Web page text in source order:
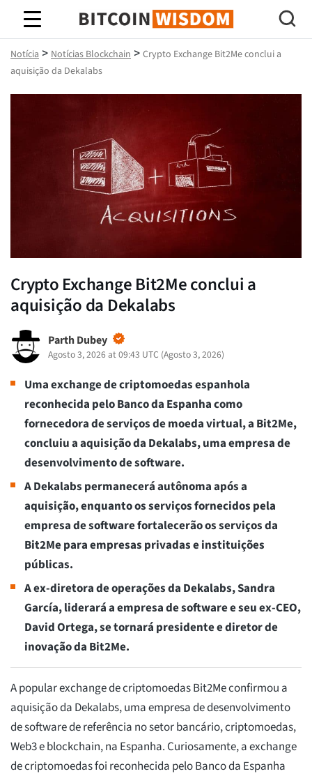
Sabedoria do Bitcoin
Notícia > Notícias Blockchain > Crypto Exchange Bit2Me conclui a
aquisição da Dekalabs
Crypto Exchange Bit2Me conclui a
aquisição da Dekalabs
Parth Dubey
Agosto 3, 2026 at 09:43 UTC (Agosto 3, 2026)
Uma exchange de criptomoedas espanhola
reconhecida pelo Banco da Espanha como
fornecedora de serviços de moeda virtual, a Bit2Me,
concluiu a aquisição da Dekalabs, uma empresa de
desenvolvimento de software.
A Dekalabs permanecerá autônoma após a
aquisição, enquanto os serviços fornecidos pela
empresa de software fortalecerão os serviços da
Bit2Me para empresas privadas e instituições
públicas.
A ex-diretora de operações da Dekalabs, Sandra
García, liderará a empresa de software e seu ex-CEO,
David Ortega, se tornará presidente e diretor de
inovação da Bit2Me.
A popular exchange de criptomoedas Bit2Me confirmou a
aquisição da Dekalabs, uma empresa de desenvolvimento
de software de referência no setor bancário, criptomoedas,
Web3 e blockchain, na Espanha. Curiosamente, a exchange
de criptomoedas foi reconhecida pelo Banco da Espanha